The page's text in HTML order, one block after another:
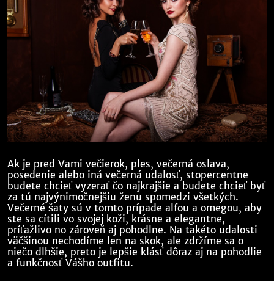
Ak je pred Vami večierok, ples, večerná oslava,
posedenie alebo iná večerná udalosť, stopercentne
budete chcieť vyzerať čo najkrajšie a budete chcieť byť
za tú najvýnimočnejšiu ženu spomedzi všetkých.
Večerné šaty sú v tomto prípade alfou a omegou, aby
ste sa cítili vo svojej koži, krásne a elegantne,
príťažlivo no zároveň aj pohodlne. Na takéto udalosti
väčšinou nechodíme len na skok, ale zdržíme sa o
niečo dlhšie, preto je lepšie klásť dôraz aj na pohodlie
a funkčnosť Vášho outfitu.